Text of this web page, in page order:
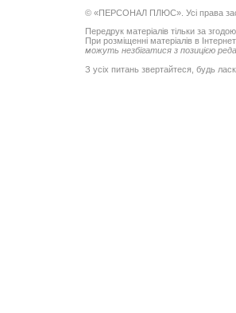
© «ПЕРСОНАЛ ПЛЮС». Усі права
Передрук матеріалів тільки за згодою
При розміщенні матеріалів в
можуть незбігатися з позицією
З усіх питань звертайтеся, будь